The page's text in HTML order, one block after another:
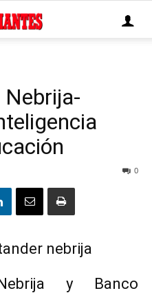
Nebrija-
0
y Banco